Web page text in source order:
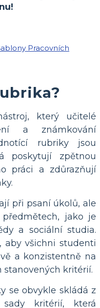
který učitelé
a známkování
rubriky jsou
poskytují zpětnou
práci a zdůrazňují
při psaní úkolů, ale
jako je
a sociální studia.
aby všichni studenti
a konzistentně na
stanovených kritérií.
se obvykle skládá z
kritérií, která